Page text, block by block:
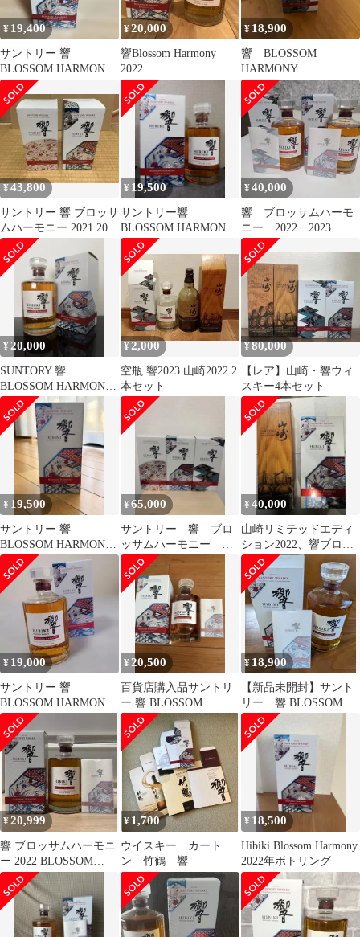
¥ 19,400
サントリー 響
BLOSSOM HARMONY
2022
¥20,000
響Blossom Harmony
2022
¥ 18,900
響 BLOSSOM
HARMONY
BOTTLEDIN2025
¥43,800
サントリー 響 ブロッサ
ムハーモニー 2021 2022
2本セット
¥ 19,500
サントリー響
BLOSSOM HARMONY
2022
¥40,000
響 ブロッサムハーモ
ニー 2022 2023 ２
本セット
¥ 20,000
SUNTORY 響
BLOSSOM HARMONY
2022 未開封
¥ 2,000
空瓶 響2023 山崎2022 2
本セット
¥80,000
【レア】山崎・響ウィ
スキー4本セット
¥ 19,500
サントリー 響
BLOSSOM HARMONY
2022（新品未開封箱付
き）
¥65,000
サントリー 響 ブロ
ッサムハーモニー
2021 2022 2023 3本セッ
ト
¥40,000
山崎リミテッドエディ
ション2022、響ブロッ
サムハーモニー2022 セ
ット
¥ 19,000
サントリー 響
BLOSSOM HARMONY
2022
¥ 20,500
百貨店購入品サントリ
ー 響 BLOSSOM
HARMONY2022ホログ
ラム冊子
¥ 18,900
【新品未開封】サント
リー 響 BLOSSOM
HARMONY 2022
¥20,999
響 ブロッサムハーモニ
ー 2022 BLOSSOM
HARMONY サントリー
¥ 1,700
ウイスキー カート
ン 竹鶴 響
¥ 18,500
Hibiki Blossom Harmony
2022年ボトリング